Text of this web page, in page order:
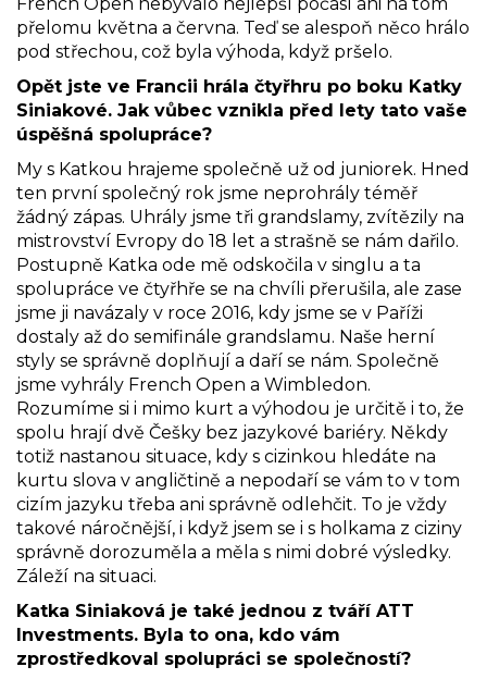
přelomu května a června. Teď se alespoň něco hrálo
pod střechou, což byla výhoda, když pršelo.
Opět jste ve Francii hrála čtyřhru po boku Katky
Siniakové. Jak vůbec vznikla před lety tato vaše
úspěšná spolupráce?
My s Katkou hrajeme společně už od juniorek. Hned
ten první společný rok jsme neprohrály téměř
žádný zápas. Uhrály jsme tři grandslamy, zvítězily na
mistrovství Evropy do 18 let a strašně se nám dařilo.
Postupně Katka ode mě odskočila v singlu a ta
spolupráce ve čtyřhře se na chvíli přerušila, ale zase
jsme ji navázaly v roce 2016, kdy jsme se v Paříži
dostaly až do semifinále grandslamu. Naše herní
styly se správně doplňují a daří se nám. Společně
jsme vyhrály French Open a Wimbledon.
Rozumíme si i mimo kurt a výhodou je určitě i to, že
spolu hrají dvě Češky bez jazykové bariéry. Někdy
totiž nastanou situace, kdy s cizinkou hledáte na
kurtu slova v angličtině a nepodaří se vám to v tom
cizím jazyku třeba ani správně odlehčit. To je vždy
takové náročnější, i když jsem se i s holkama z ciziny
správně dorozuměla a měla s nimi dobré výsledky.
Záleží na situaci.
Katka Siniaková je také jednou z tváří ATT
Investments. Byla to ona, kdo vám
zprostředkoval spolupráci se společností?